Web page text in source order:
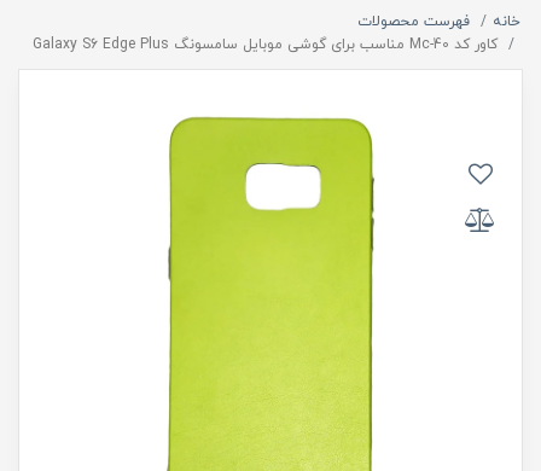
خانه
فهرست محصولات
کاور کد Mc-40 مناسب برای گوشی موبایل سامسونگ Galaxy S6 Edge Plus